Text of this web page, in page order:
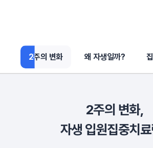
2주의 변화
2주의 변화 왜 자생일까?
2주의 변화,
자생 입원집중치